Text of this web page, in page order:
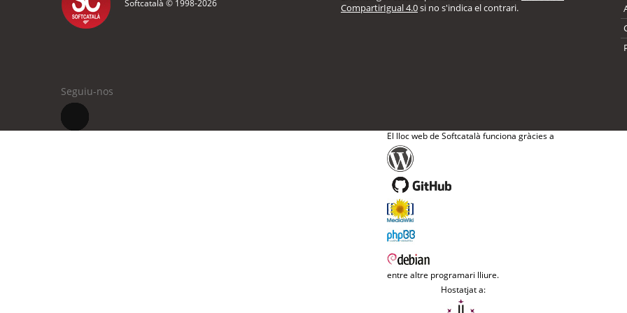
Softcatalà © 1998-2026
CompartirIgual 4.0si no s'indica el contrari.
Seguiu-nos
El lloc web de Softcatalà funciona gràcies a
entre altre programari lliure.
Hostatjat a: